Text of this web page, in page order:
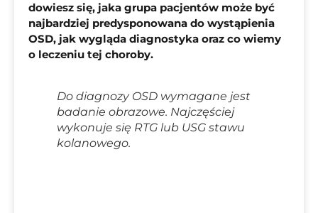
dowiesz się, jaka grupa pacjentów może być
najbardziej predysponowana do wystąpienia
OSD, jak wygląda diagnostyka oraz co wiemy
o leczeniu tej choroby.
Do diagnozy OSD wymagane jest
badanie obrazowe. Najczęściej
wykonuje się RTG lub USG stawu
kolanowego.